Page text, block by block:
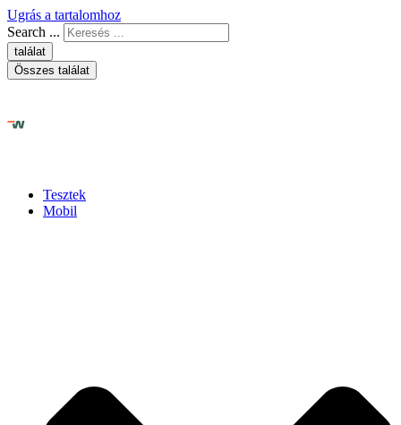
Ugrás a tartalomhoz
Search ...
találat
Összes találat
Tesztek
Mobil